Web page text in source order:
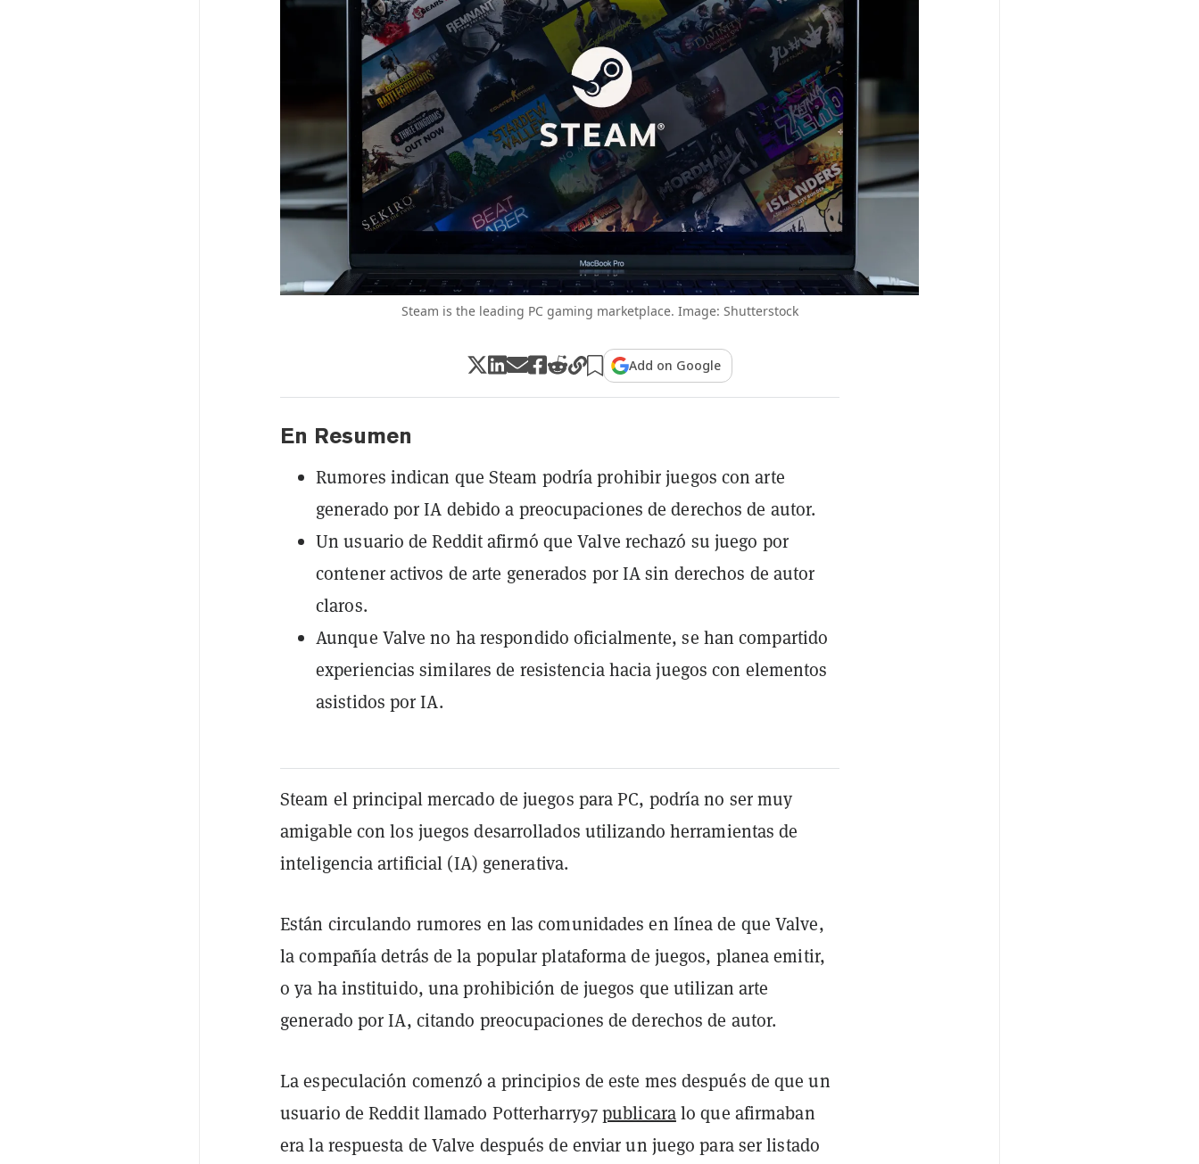
Steam is the leading PC gaming marketplace. Image: Shutterstock
Add on Google
En Resumen
Rumores indican que Steam podría prohibir juegos con arte
generado por IA debido a preocupaciones de derechos de autor.
Un usuario de Reddit afirmó que Valve rechazó su juego por
contener activos de arte generados por IA sin derechos de autor
claros.
Aunque Valve no ha respondido oficialmente, se han compartido
experiencias similares de resistencia hacia juegos con elementos
asistidos por IA.
Steam el principal mercado de juegos para PC, podría no ser muy
amigable con los juegos desarrollados utilizando herramientas de
inteligencia artificial (IA) generativa.
Están circulando rumores en las comunidades en línea de que Valve,
la compañía detrás de la popular plataforma de juegos, planea emitir,
o ya ha instituido, una prohibición de juegos que utilizan arte
generado por IA, citando preocupaciones de derechos de autor.
La especulación comenzó a principios de este mes después de que un
usuario de Reddit llamado Potterharry97publicaralo que afirmaban
era la respuesta de Valve después de enviar un juego para ser listado